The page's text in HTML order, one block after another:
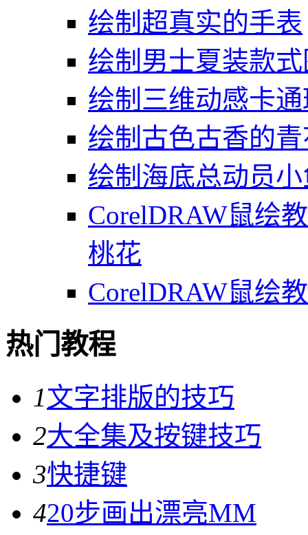
绘制超真实的手表
绘制男士夏装款
绘制三维动感卡
绘制古色古香的
绘制海底总动员小
CorelDRAW鼠绘
桃花
CorelDRAW鼠绘
热门教程
1文字排版的技巧
2大全集及按键技巧
3快捷键
420步画出漂亮MM